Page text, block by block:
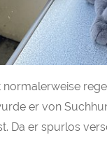
er von
Da er spurlos